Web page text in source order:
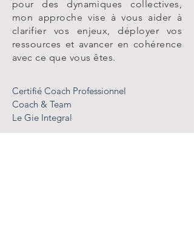
pour des dynamiques collectives,
mon approche vise à vous aider à
clarifier vos enjeux, déployer vos
ressources et avancer en cohérence
avec ce que vous êtes.
Certifié Coach Professionnel
Coach & Team
Le Gie Integral